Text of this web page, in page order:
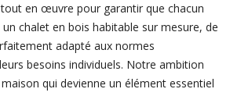
en œuvre pour garantir que chacun
chalet en bois habitable sur mesure, de
adapté aux normes
besoins individuels. Notre ambition
qui devienne un élément essentiel